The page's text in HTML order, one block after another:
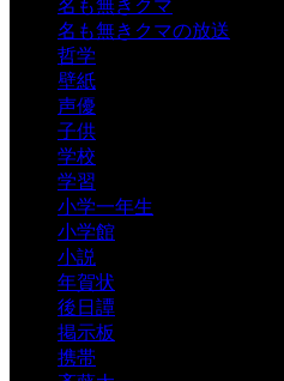
名も無きクマ
名も無きクマの放送
哲学
壁紙
声優
子供
学校
学習
小学一年生
小学館
小説
年賀状
後日譚
掲示板
携帯